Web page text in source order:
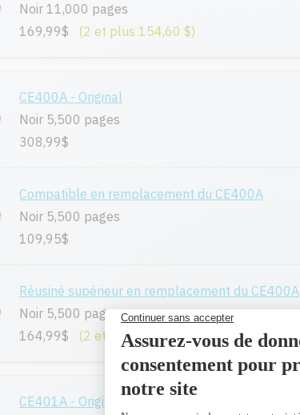
Noir 11,000 pages
169,99$
(2 et plus 154,60 $)
CE400A - Original
Noir 5,500 pages
308,99$
Compatible en remplacement du CE400A
Noir 5,500 pages
109,95$
Réusiné supérieur en remplacement du CE400A
Noir 5,500 pages
164,99$
(2 et plus 150,00 $)
CE401A - Original